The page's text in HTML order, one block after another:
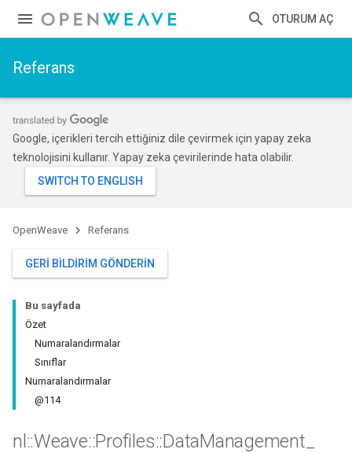
OTURUM AÇ
Referans
Google, içerikleri tercih ettiğiniz dile çevirmek için yapay zeka
teknolojisini kullanır. Yapay zeka çevirilerinde hata olabilir.
OpenWeave Referans
GERI BILDIRIM GÖNDERIN
Bu sayfada
Özet
Numaralandırmalar
Sınıflar
Numaralandırmalar
@114
nl ::Weave::Profiles::DataManagement